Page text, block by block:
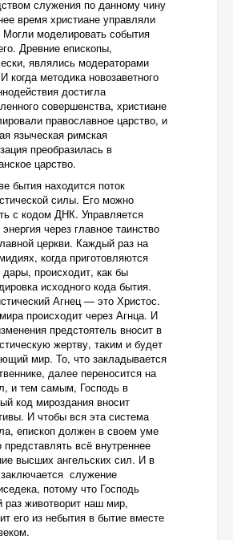
служения по данному чину
время христиане управляли
моделировать события
Древние епископы,
являлись модераторами
когда методика новозаветного
достигла
совершенства, христиане
православное царство, и
языческая римская
преобразилась в
царство.
бытия находится поток
силы. Его можно
с кодом ДНК. Управляется
через главное таинство
церкви. Каждый раз на
когда приготовляются
дары, происходит, как бы
исходного кода бытия.
Агнец — это Христос.
происходит через Агнца. И
предстоятель вносит в
жертву, таким и будет
мир. То, что закладывается
далее переносится на
и тем самым, Господь в
код мироздания вносит
И чтобы вся эта система
епископ должен в своем уме
всё внутреннее
высших ангельских сил. И в
служение
потому что Господь
раз животворит наш мир,
его из небытия в бытие вместе